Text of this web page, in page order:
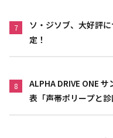
7
ソ・ジソブ、大好評
定！
8
ALPHA DRIVE ONE
表「声帯ポリープと